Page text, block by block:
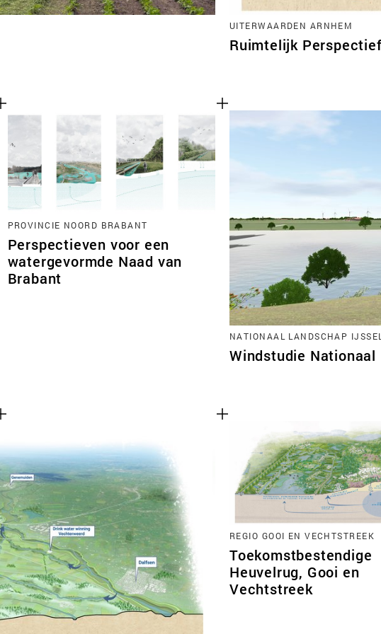
UITERWAARDEN ARNHEM
Ruimtelijk
PROVINCIE NOORD BRABANT
Perspectieven voor een
watergevormde Naad van
Brabant
NATIONAAL LANDSCHAP
Windstudie
REGIO GOOI EN VECHTSTREEK
Toekomstbestendige
Heuvelrug, Gooi en
Vechtstreek